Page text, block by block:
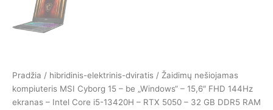
Pradžia / hibridinis-elektrinis-dviratis / Žaidimų nešiojamas
kompiuteris MSI Cyborg 15 – be „Windows“ – 15,6″ FHD 144Hz
ekranas – Intel Core i5-13420H – RTX 5050 – 32 GB DDR5 RAM